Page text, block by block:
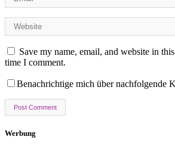
Save my name, email, and website in
time I comment.
Benachrichtige mich über nachfolgende
Werbung